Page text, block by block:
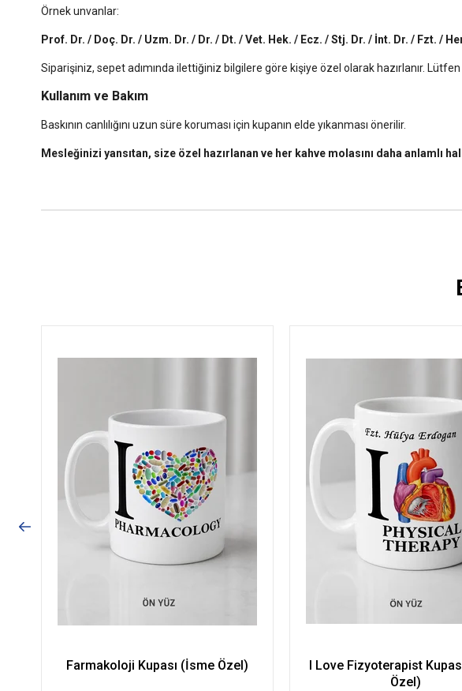
Örnek unvanlar:
Prof. Dr. / Doç. Dr. / Uzm. Dr. / Dr. / Dt. / Vet. Hek. / Ecz. / Stj. Dr. / İnt. Dr. / Fzt. /
Siparişiniz, sepet adımında ilettiğiniz bilgilere göre kişiye özel olarak hazırlanır.
Kullanım ve Bakım
Baskının canlılığını uzun süre koruması için kupanın elde yıkanması önerilir.
Mesleğinizi yansıtan, size özel hazırlanan ve her kahve molasını daha
Farmakoloji Kupası (İsme Özel)
I Love Fizyoterapist
Özel)